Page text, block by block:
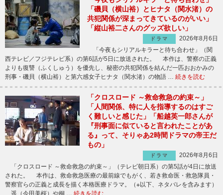
「磯貝（横山裕）とヒナタ（関水渚）の
共犯関係が深まってきているのがいい」
「縦山裕二さんのグッズ欲しい」
ドラマ
2026年8月6日
「今夜もシリアルキラーと待ち合わせ」（関
西テレビ／フジテレビ系）の第6話が5日に放送された。 本作は、警察の正義
よりも復讐（ふくしゅう）を優先し、秘密の共犯関係を結んだ一匹おおかみの
刑事・磯貝（横山裕）と第六感女子ヒナタ（関水渚）の物語 … 続きを読む
「クロスロード ～救命救急の約束～」
「人間関係、特に人を指導するのはすご
く難しいと感じた」「船越英一郎さんが
『刑事面に似ていると言われたことがあ
る』って、そりゃあ2時間ドラマの帝王だ
もの」
ドラマ
2026年8月6日
「クロスロード ～救命救急の約束～」（テレビ朝日系）の第5話が4日に放送
された。 本作は、救命救急医療の最前線でもがく、若き救命医・救急隊員・
警察官らの正義と成長を描く本格医療ドラマ。（※以下、ネタバレを含みます）
遥（今田美桜）や桐 … 続きを読む